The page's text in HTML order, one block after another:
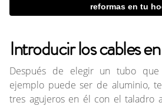
reformas en tu
Introducir los cables
Después de elegir un tubo
ejemplo puede ser de aluminio,
tres agujeros en él con el taladro